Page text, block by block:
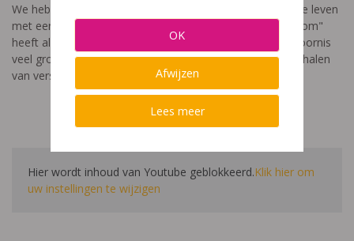
We hebben een video gemaakt die toont hoe het is om te leven
met een leerstoornis. De film met als titel: "Ik heet niet dom"
heeft als doel aan te tonen dat de impact van een leerstoornis
veel groter is dan enkel wat je ziet in de klas. Je hoort verhalen
van verschillende leerlingen en ouders.
Hier wordt inhoud van Youtube geblokkeerd.Klik hier om
uw instellingen te wijzigen
OK
Afwijzen
Lees meer